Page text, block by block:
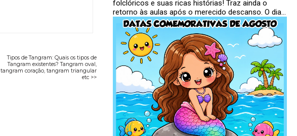
Tipos de Tangram: Quais os tipos de
Tangram existentes? Tangram oval,
tangram coração, tangram triangular
etc >>
folclóricos e suas ricas histórias! Traz ainda o
retorno às aulas após o merecido descanso. O dia...